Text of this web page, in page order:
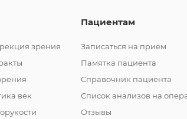
зрения
век
Пациентам
Записаться на прием
Памятка пациента
Справочник пациента
Список анализов на
Отзывы